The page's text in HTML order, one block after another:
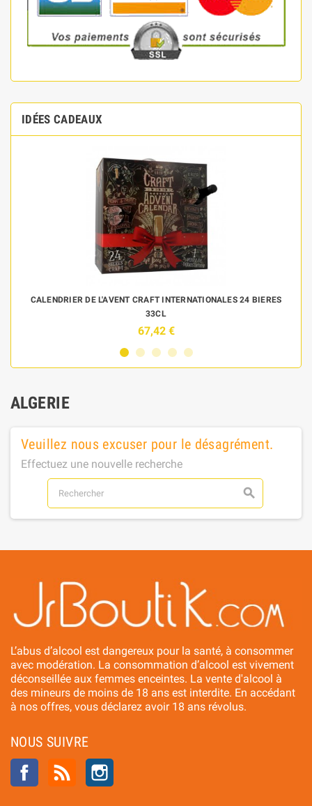
IDÉES CADEAUX
CALENDRIER DE L'AVENT CRAFT INTERNATIONALES 24 BIERES
33CL
67,42 €
ALGERIE
Veuillez nous excuser pour le désagrément.
Effectuez une nouvelle recherche
search
L’abus d’alcool est dangereux pour la santé, à consommer
avec modération. La consommation d’alcool est vivement
déconseillée aux femmes enceintes. La vente d'alcool à
des mineurs de moins de 18 ans est interdite. En accédant
à nos offres, vous déclarez avoir 18 ans révolus.
NOUS SUIVRE
FacebookRss